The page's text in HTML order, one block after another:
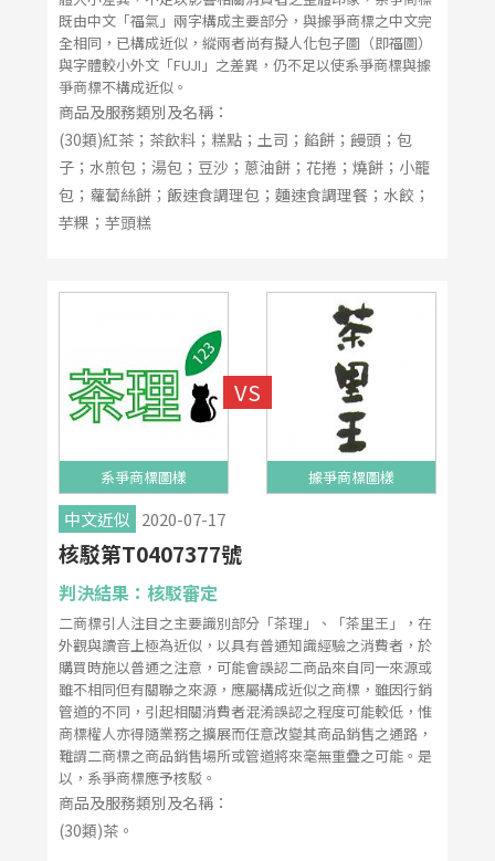
既由中文「福氣」兩字構成主要部分，與據爭商標之中文完
全相同，已構成近似，縱兩者尚有擬人化包子圖（即福圖）
與字體較小外文「FUJI」之差異，仍不足以使系爭商標與據
爭商標不構成近似。
商品及服務類別及名稱：
(30類)紅茶；茶飲料；糕點；土司；餡餅；饅頭；包
子；水煎包；湯包；豆沙；蔥油餅；花捲；燒餅；小籠
包；蘿蔔絲餅；飯速食調理包；麵速食調理餐；水餃；
芋粿；芋頭糕
系爭商標圖樣 據爭商標圖樣
中文近似 2020-07-17
核駁第T0407377號
判決結果：核駁審定
二商標引人注目之主要識別部分「茶理」、「茶里王」，在
外觀與讀音上極為近似，以具有普通知識經驗之消費者，於
購買時施以普通之注意，可能會誤認二商品來自同一來源或
雖不相同但有關聯之來源，應屬構成近似之商標，雖因行銷
管道的不同，引起相關消費者混淆誤認之程度可能較低，惟
商標權人亦得隨業務之擴展而任意改變其商品銷售之通路，
難謂二商標之商品銷售場所或管道將來毫無重疊之可能。是
以，系爭商標應予核駁。
商品及服務類別及名稱：
(30類)茶。